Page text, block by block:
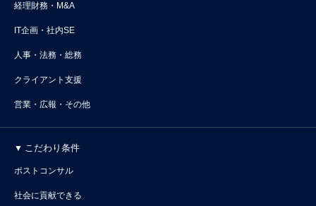
経理財務・M&A
IT企画・社内SE
人事・法務・総務
クライアント支援
営業・広報・その他
こだわり条件
ポストコンサル
社会に貢献できる